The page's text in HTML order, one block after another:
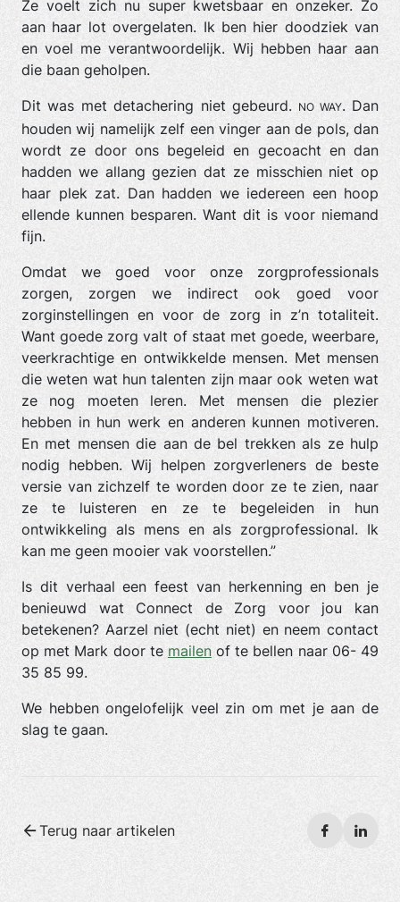
Ze voelt zich nu super kwetsbaar en onzeker. Zo
aan haar lot overgelaten. Ik ben hier doodziek van
en voel me verantwoordelijk. Wij hebben haar aan
die baan geholpen.
Dit was met detachering niet gebeurd. NO WAY. Dan
houden wij namelijk zelf een vinger aan de pols, dan
wordt ze door ons begeleid en gecoacht en dan
hadden we allang gezien dat ze misschien niet op
haar plek zat. Dan hadden we iedereen een hoop
ellende kunnen besparen. Want dit is voor niemand
fijn.
Omdat we goed voor onze zorgprofessionals
zorgen, zorgen we indirect ook goed voor
zorginstellingen en voor de zorg in z’n totaliteit.
Want goede zorg valt of staat met goede, weerbare,
veerkrachtige en ontwikkelde mensen. Met mensen
die weten wat hun talenten zijn maar ook weten wat
ze nog moeten leren. Met mensen die plezier
hebben in hun werk en anderen kunnen motiveren.
En met mensen die aan de bel trekken als ze hulp
nodig hebben. Wij helpen zorgverleners de beste
versie van zichzelf te worden door ze te zien, naar
ze te luisteren en ze te begeleiden in hun
ontwikkeling als mens en als zorgprofessional. Ik
kan me geen mooier vak voorstellen.”
Is dit verhaal een feest van herkenning en ben je
benieuwd wat Connect de Zorg voor jou kan
betekenen? Aarzel niet (echt niet) en neem contact
op met Mark door te mailenof te bellen naar 06- 49
35 85 99.
We hebben ongelofelijk veel zin om met je aan de
slag te gaan.
Terug naar artikelen